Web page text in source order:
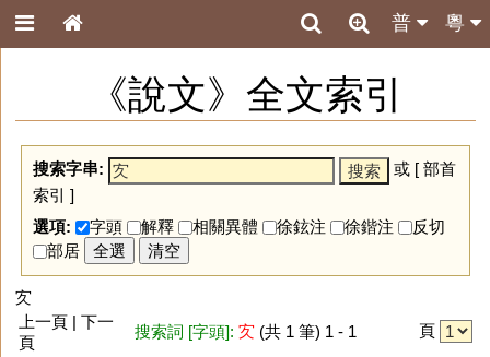
粵
普
《說文》全文索引
搜索字串: 或 [ 部首
索引 ]
選項:
字頭 解釋 相關異體 徐鉉注 徐鍇注
反切
部居
全選 清空
㝌
上一頁 | 下一
頁
搜索詞 [字頭]: 㝌(共 1 筆) 1 - 1 頁